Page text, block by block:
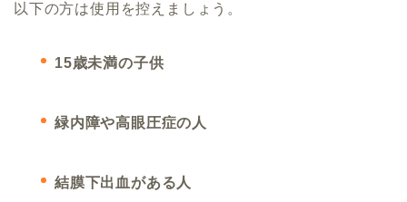
以下の方は使用を控えましょう。
15歳未満の子供
緑内障や高眼圧症の人
結膜下出血がある人